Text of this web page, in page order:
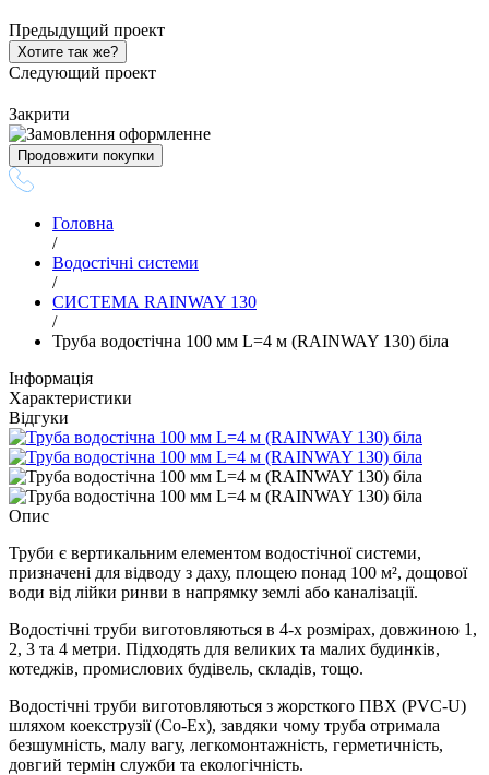
Предыдущий проект
Хотите так же?
Следующий проект
Закрити
Продовжити покупки
Головна
/
Водостічні системи
/
СИСТЕМА RAINWAY 130
/
Труба водостічна 100 мм L=4 м (RAINWAY 130) біла
Інформація
Характеристики
Відгуки
Опис
Труби є вертикальним елементом водостічної системи,
призначені для відводу з даху, площею понад 100 м², дощової
води від лійки ринви в напрямку землі або каналізації.
Водостічні труби виготовляються в 4-х розмірах, довжиною 1,
2, 3 та 4 метри. Підходять для великих та малих будинків,
котеджів, промислових будівель, складів, тощо.
Водостічні труби виготовляються з жорсткого ПВХ (PVC-U)
шляхом коекструзії (Co-Ex), завдяки чому труба отримала
безшумність, малу вагу, легкомонтажність, герметичність,
довгий термін служби та екологічність.